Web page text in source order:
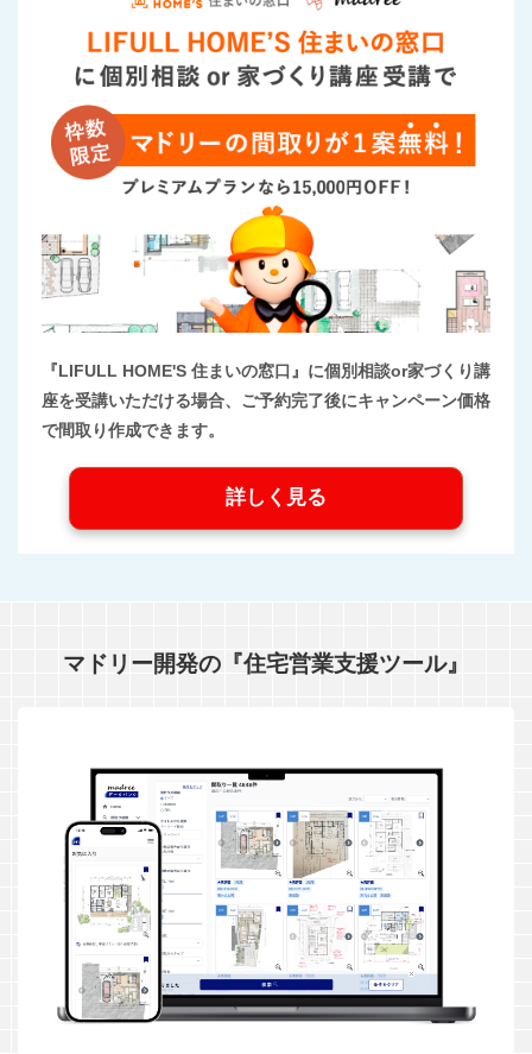
『LIFULL HOME'S 住まいの窓口』に個別相談or家づくり講
座を受講いただける場合、ご予約完了後にキャンペーン価格
で間取り作成できます。
詳しく見る
マドリー開発の『住宅営業支援ツール』